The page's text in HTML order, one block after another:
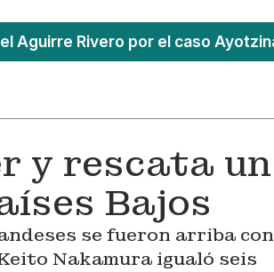
y rescata un
Bajos
se fueron arriba con
Nakamura igualó seis